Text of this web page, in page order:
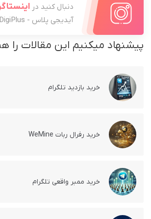
دنبال کنید در
آیدیجی پلاس - IDigiPlus!
پیشنهاد میکنیم این مقالات را
خرید بازدید تلگرام
خرید رفرال ربات WeMine
خرید ممبر واقعی تلگرام